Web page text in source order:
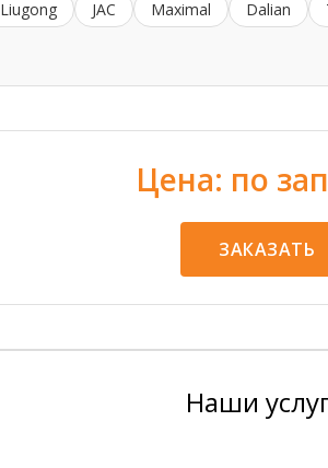
Liugong JAC Maximal Dalian
Цена: по
ЗАКАЗАТЬ
Наши